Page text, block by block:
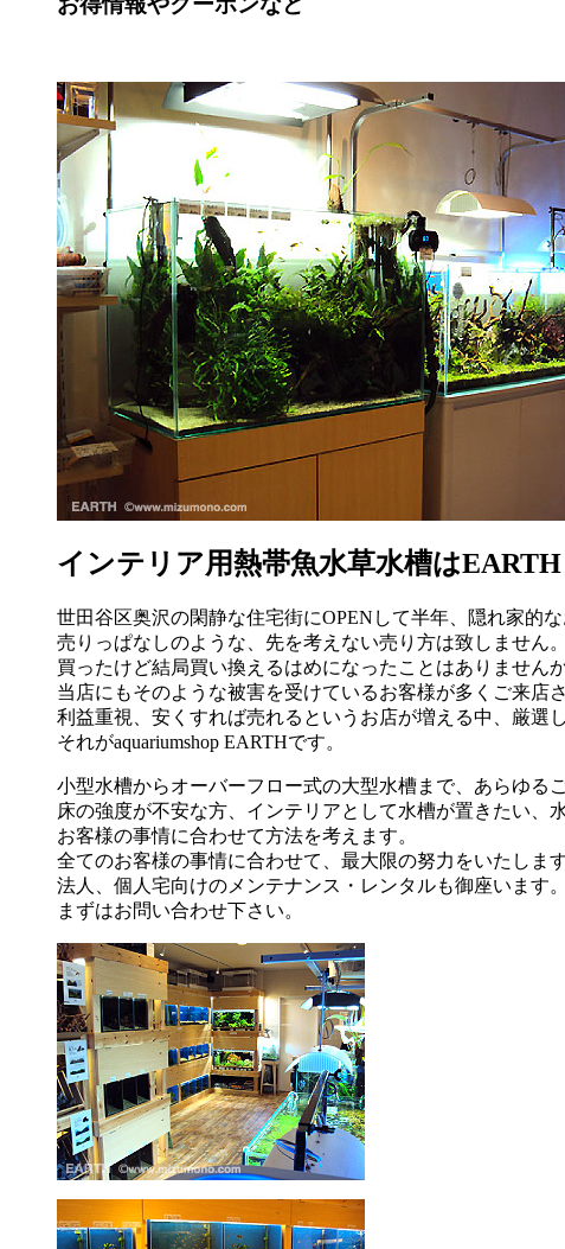
インテリア用熱帯魚水草水槽はEARTH
世田谷区奥沢の閑静な住宅街にOPENして半年、隠れ家的な
売りっぱなしのような、先を考えない売り方は致しません。
買ったけど結局買い換えるはめになったことはありません
当店にもそのような被害を受けているお客様が多くご来店さ
利益重視、安くすれば売れるというお店が増える中、厳選
それがaquariumshop EARTHです。
小型水槽からオーバーフロー式の大型水槽まで、あらゆる
床の強度が不安な方、インテリアとして水槽が置きたい、
お客様の事情に合わせて方法を考えます。
全てのお客様の事情に合わせて、最大限の努力をいたします
法人、個人宅向けのメンテナンス・レンタルも御座います。
まずはお問い合わせ下さい。